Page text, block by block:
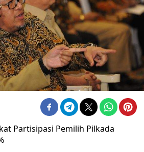
Partisipasi Pemilih Pilkada